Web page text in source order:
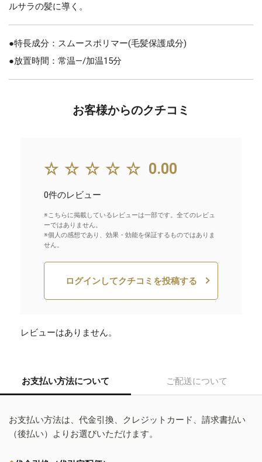
ルサラの髪に導く。
●特長成分：スムースポリマー(毛髪保護成分)
●放置時間：常温—/加温15分
お客様からのクチコミ
☆☆☆☆☆ 0.00
0件のレビュー
※こちらに掲載しているレビューは一部です。全てのレビュ
ーではありません。
※個人の感想であり、効果・効能を保証するものではありま
せん。
ログインしてクチコミを投稿する
レビューはありません。
お支払い方法について ご配送について
お支払い方法は、代金引換、クレジットカード、請求書払い
（後払い）よりお選びいただけます。